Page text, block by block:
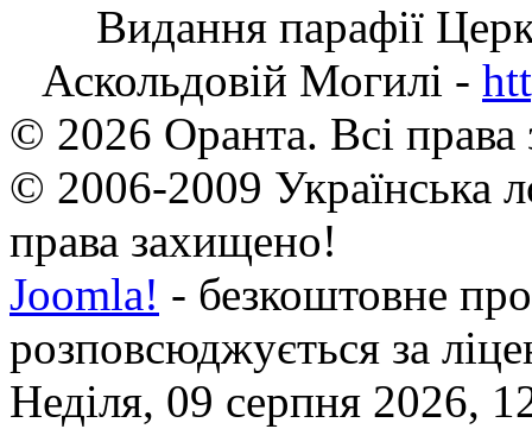
Видання парафії
Аскольдовій Могилі -
© 2026 Оранта. Всі
© 2006-2009 Українська
права захищено!
Joomla! - безкоштовне
розповсюджується за
Неділя, 09 серпня 2026,